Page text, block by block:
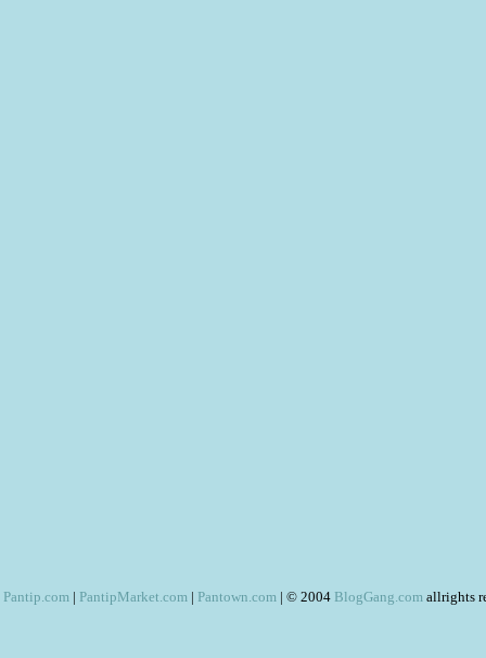
Pantip.com | PantipMarket.com | Pantown.com | © 2004 BlogGang.com allrights